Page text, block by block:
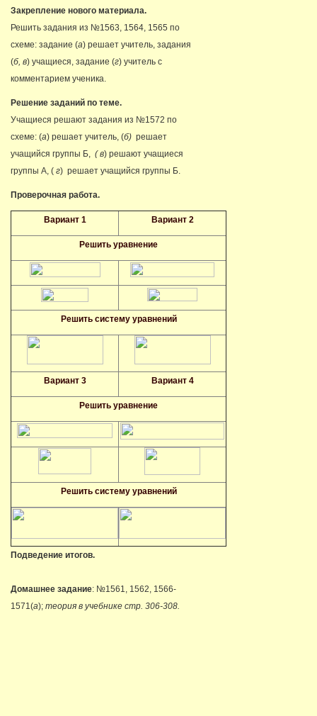
Закрепление нового материала.
Решить задания из №1563, 1564, 1565 по
схеме: задание (а) решает учитель, задания
(б, в) учащиеся, задание (г) учитель с
комментарием ученика.
Решение заданий по теме.
Учащиеся решают задания из №1572 по
схеме: (а) решает учитель, (б) решает
учащийся группы Б, ( в) решают учащиеся
группы А, ( г) решает учащийся группы Б.
Проверочная работа.
Вариант 1 Вариант 2
Решить уравнение
Решить систему уравнений
Вариант 3 Вариант 4
Решить уравнение
Решить систему уравнений
Подведение итогов.
Домашнее задание: №1561, 1562, 1566-
1571(а); теория в учебнике стр. 306-308.